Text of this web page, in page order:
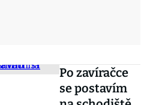
Po zavíračce
se postavím